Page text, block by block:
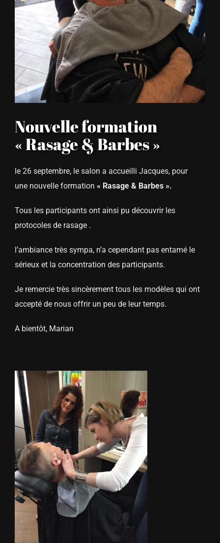
Nouvelle formation
« Rasage & Barbes »
le 26 septembre, le salon a accueilli Jacques, pour
une nouvelle formation « Rasage & Barbes ».
Tous les participants ont ainsi pu découvrir les
protocoles de rasage .
l’ambiance très sympa, n’a cependant pas entamé le
sérieux et la concentration des participants.
Je remercie très sincèrement tous les modèles qui ont
accepté de nous offrir un peu de leur temps.
A bientôt, Marian